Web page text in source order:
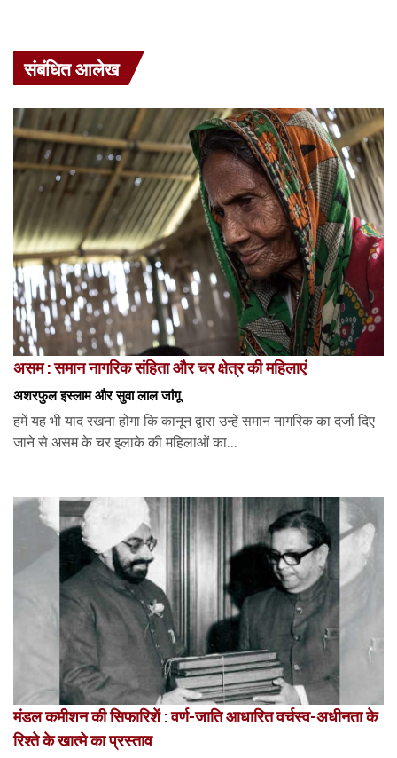
संबंधित आलेख
असम : समान नागरिक संहिता और चर क्षेत्र की महिलाएं
अशरफुल इस्लाम और सुवा लाल जांगू
हमें यह भी याद रखना होगा कि कानून द्वारा उन्हें समान नागरिक का दर्जा दिए
जाने से असम के चर इलाके की महिलाओं का...
मंडल कमीशन की सिफारिशें : वर्ण-जाति आधारित वर्चस्व-अधीनता के
रिश्ते के खात्मे का प्रस्ताव